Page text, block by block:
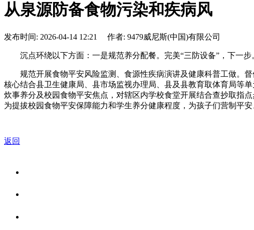
从泉源防备食物污染和疾病风
发布时间: 2026-04-14 12:21 作者: 9479威尼斯(中国)有限公司
沉点环绕以下方面：一是规范养分配餐。完美“三防设备”，下一步
规范开展食物平安风险监测、食源性疾病演讲及健康科普工做。督
核心结合县卫生健康局、县市场监视办理局、县及县教育取体育局等
炊事养分及校园食物平安焦点，对辖区内学校食堂开展结合查抄取指
为提拔校园食物平安保障能力和学生养分健康程度，为孩子们营制平安
返回